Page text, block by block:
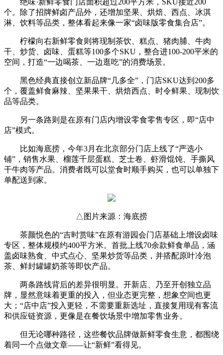
个。除了招牌鲜卤产品外，还增加坚果、烘焙、西点、冰淇
淋、饮料等品类，整体看起来像一家“卤味版零食集合店”。
柠檬向右新鲜零食则将现制茶饮、糕点、猪肉脯、牛肉
干、炒货、卤味、蛋糕等100多个SKU，整合进100-200平米的
空间，打造“一边喝茶、一边逛吃”的消费场景。
黑色经典直接创立新品牌“几多全”，门店SKU达到200多
个，覆盖鲜食麻辣、坚果果干、烘焙西点、时令鲜果、现制饮
品等品类。
另一条路则是在原有门店内增设零食零售专区，即“店中
店”模式。
比如海底捞，今年3月在北京部分门店上线了“严选小
铺”，销售水果、榴莲千层蛋糕、芝士卷、虾滑馄饨、手撕风
干牛肉等产品。消费者既可以堂食时顺手购买，也可以单独下
单配送到家。
△图片来源：海底捞
茶颜悦色的“吉时赏味”在原有游园会门店基础上增设卤味
专区，整体规模约400平方米。首批上线70余款鲜食单品，涵
盖卤味熟食、中式点心、坚果炒货等品类，并搭配原叶冷泡
茶、鲜封罐罐奶茶等即饮产品。
两条路线背后的差异很明显。开新店、乃至开创独立品
牌，显然意味着更重的投入，但业态更完整，想象空间也更
大；“店中店”投入更轻，不需要重新选址，直接复用现有客流
和供应链资源，更像是在餐饮场景中增加零售业务。
但无论哪种路径，这些餐饮品牌做新鲜零食生意，都围绕
着同一个点做文章——让“新鲜”看得见。